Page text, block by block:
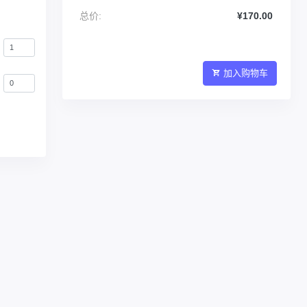
总价: ¥170.00
加入购物车